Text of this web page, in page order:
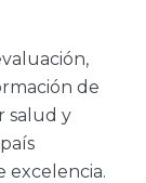
,
de
salud y
excelencia.